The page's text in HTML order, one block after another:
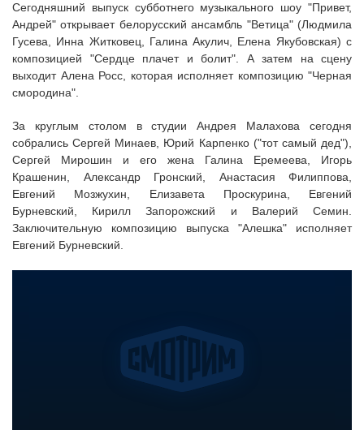
Сегодняшний выпуск субботнего музыкального шоу "Привет,
Андрей" открывает белорусский ансамбль "Ветица" (Людмила
Гусева, Инна Житковец, Галина Акулич, Елена Якубовская) с
композицией "Сердце плачет и болит". А затем на сцену
выходит Алена Росс, которая исполняет композицию "Черная
смородина".
За круглым столом в студии Андрея Малахова сегодня
собрались Сергей Минаев, Юрий Карпенко ("тот самый дед"),
Сергей Мирошин и его жена Галина Еремеева, Игорь
Крашенин, Александр Гронский, Анастасия Филиппова,
Евгений Мозжухин, Елизавета Проскурина, Евгений
Бурневский, Кирилл Запорожский и Валерий Семин.
Заключительную композицию выпуска "Алешка" исполняет
Евгений Бурневский.